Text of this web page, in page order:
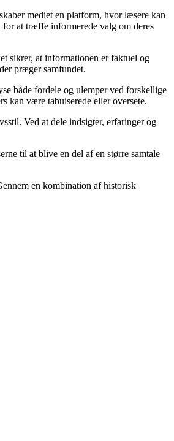
mediet en platform, hvor læsere kan
for at træffe informerede valg om deres
sikrer, at informationen er faktuel og
præger samfundet.
både fordele og ulemper ved forskellige
kan være tabuiserede eller oversete.
Ved at dele indsigter, erfaringer og
til at blive en del af en større samtale
en kombination af historisk